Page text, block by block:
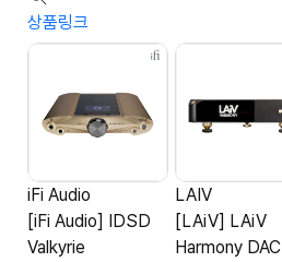
상품링크
iFi Audio
[iFi Audio] IDSD
Valkyrie
LAIV
[LAiV] LAiV
Harmony DAC